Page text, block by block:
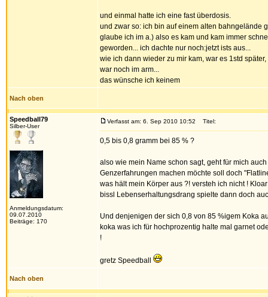
und einmal hatte ich eine fast überdosis.
und zwar so: ich bin auf einem alten bahngelände
glaube ich im a.) also es kam und kam immer
geworden... ich dachte nur noch:jetzt ists aus...
wie ich dann wieder zu mir kam, war es 1std
war noch im arm...
das wünsche ich keinem
Nach oben
Speedball79
Silber-User
Anmeldungsdatum:
09.07.2010
Beiträge: 170
Verfasst am: 6. Sep 2010 10:52 Titel:
0,5 bis 0,8 gramm bei 85 % ?
also wie mein Name schon sagt, geht für mich
Genzerfahrungen machen möchte soll doch
was hält mein Körper aus ?! versteh ich nicht !
bissl Lebenserhaltungsdrang spielte dann doch
Und denjenigen der sich 0,8 von 85 %igem Koka
koka was ich für hochprozentig halte mal garnet
!
gretz Speedball
Nach oben